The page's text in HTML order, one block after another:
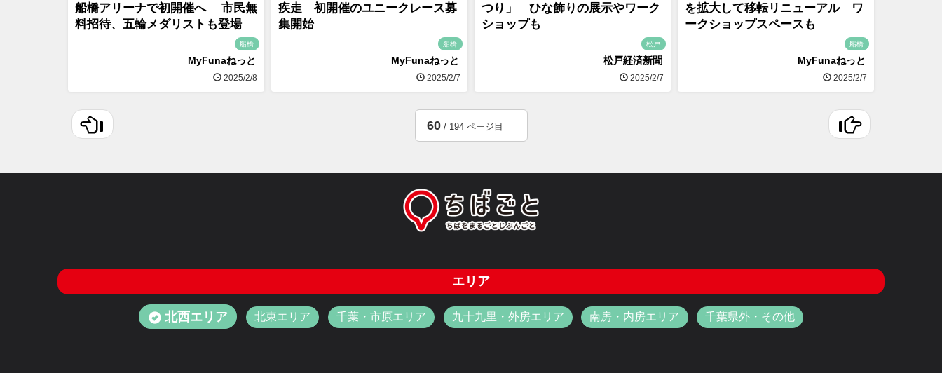
船橋アリーナで初開催へ 市民無
料招待、五輪メダリストも登場
船橋
MyFunaねっと
2025/2/8
疾走 初開催のユニークレース募
集開始
船橋
MyFunaねっと
2025/2/7
つり」 ひな飾りの展示やワーク
ショップも
松戸
松戸経済新聞
2025/2/7
を拡大して移転リニューアル ワ
ークショップスペースも
船橋
MyFunaねっと
2025/2/7
60/ 194 ページ目
エリア
北西エリア 北東エリア 千葉・市原エリア 九十九里・外房エリア 南房・内房エリア 千葉県外・その他